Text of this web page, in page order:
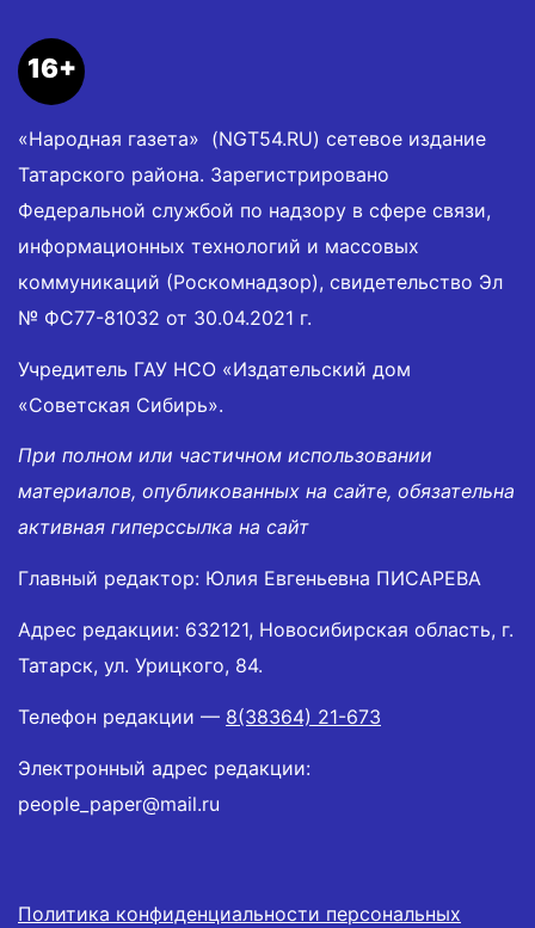
16+
«Народная газета» (NGT54.RU) сетевое издание
Татарского района. Зарегистрировано
Федеральной службой по надзору в сфере связи,
информационных технологий и массовых
коммуникаций (Роскомнадзор), свидетельство Эл
№ ФС77-81032 от 30.04.2021 г.
Учредитель ГАУ НСО «Издательский дом
«Советская Сибирь».
При полном или частичном использовании
материалов, опубликованных на сайте, обязательна
активная гиперссылка на сайт
Главный редактор: Юлия Евгеньевна ПИСАРЕВА
Адрес редакции: 632121, Новосибирская область, г.
Татарск, ул. Урицкого, 84.
Телефон редакции — 8(38364) 21-673
Электронный адрес редакции:
people_paper@mail.ru
Политика конфиденциальности персональных